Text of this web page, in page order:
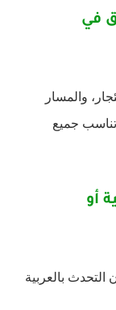
في
والمسار
تناسب جميع
أو
بالعربية